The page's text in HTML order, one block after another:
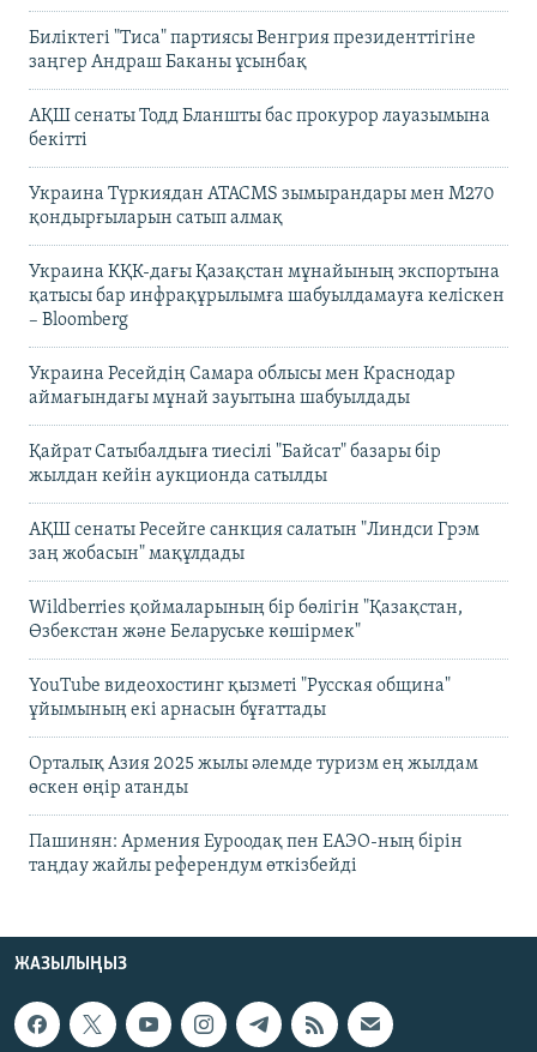
Биліктегі "Тиса" партиясы Венгрия президенттігіне
заңгер Андраш Баканы ұсынбақ
АҚШ сенаты Тодд Бланшты бас прокурор лауазымына
бекітті
Украина Түркиядан ATACMS зымырандары мен M270
қондырғыларын сатып алмақ
Украина КҚК-дағы Қазақстан мұнайының экспортына
қатысы бар инфрақұрылымға шабуылдамауға келіскен
– Bloomberg
Украина Ресейдің Самара облысы мен Краснодар
аймағындағы мұнай зауытына шабуылдады
Қайрат Сатыбалдыға тиесілі "Байсат" базары бір
жылдан кейін аукционда сатылды
АҚШ сенаты Ресейге санкция салатын "Линдси Грэм
заң жобасын" мақұлдады
Wildberries қоймаларының бір бөлігін "Қазақстан,
Өзбекстан және Беларуське көшірмек"
YouTube видеохостинг қызметі "Русская община"
ұйымының екі арнасын бұғаттады
Орталық Азия 2025 жылы әлемде туризм ең жылдам
өскен өңір атанды
Пашинян: Армения Еуроодақ пен ЕАЭО-ның бірін
таңдау жайлы референдум өткізбейді
ЖАЗЫЛЫҢЫЗ